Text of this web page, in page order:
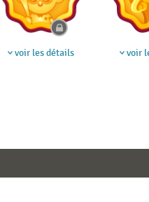
voir les détails voir